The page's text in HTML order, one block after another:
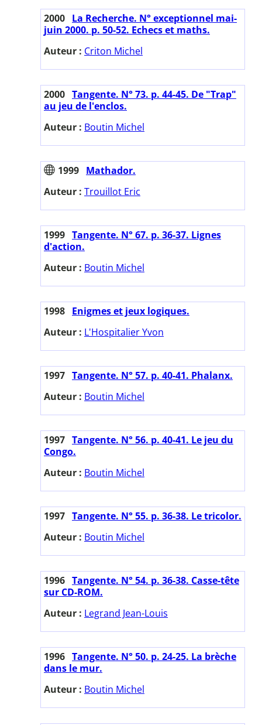
2000 La Recherche. N° exceptionnel mai-
juin 2000. p. 50-52. Echecs et maths.
Auteur : Criton Michel
2000 Tangente. N° 73. p. 44-45. De "Trap"
au jeu de l'enclos.
Auteur : Boutin Michel
1999 Mathador.
Auteur : Trouillot Eric
1999 Tangente. N° 67. p. 36-37. Lignes
d'action.
Auteur : Boutin Michel
1998 Enigmes et jeux logiques.
Auteur : L'Hospitalier Yvon
1997 Tangente. N° 57. p. 40-41. Phalanx.
Auteur : Boutin Michel
1997 Tangente. N° 56. p. 40-41. Le jeu du
Congo.
Auteur : Boutin Michel
1997 Tangente. N° 55. p. 36-38. Le tricolor.
Auteur : Boutin Michel
1996 Tangente. N° 54. p. 36-38. Casse-tête
sur CD-ROM.
Auteur : Legrand Jean-Louis
1996 Tangente. N° 50. p. 24-25. La brèche
dans le mur.
Auteur : Boutin Michel